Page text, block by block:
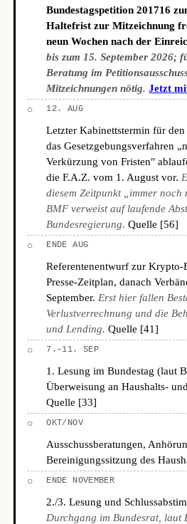
Bundestagspetition 201716
Haltefrist zur Mitzeichnung
neun Wochen nach der
bis zum 15. September 2026;
Beratung im
Mitzeichnungen nötig. Jetzt
○ 12. AUG
Letzter Kabinettstermin für
das Gesetzgebungsverfahren
Verkürzung von Fristen"
die F.A.Z. vom 1. August vor.
diesem Zeitpunkt „immer
BMF verweist auf laufende
Bundesregierung. Quelle [56]
○ ENDE AUG
Referentenentwurf zur Krypto-
Presse-Zeitplan, danach
September. Erst hier fallen
Verlustverrechnung und die
und Lending. Quelle [41]
○ 7.–11. SEP
1. Lesung im Bundestag (laut
Überweisung an Haushalts-
Quelle [33]
○ OKT/NOV
Ausschussberatungen,
Bereinigungssitzung des
○ ENDE NOVEMBER
2./3. Lesung und
Durchgang im Bundesrat, laut